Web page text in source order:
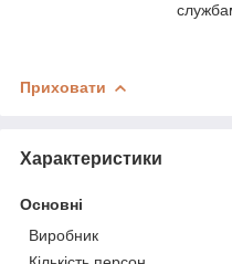
Приховати
Характеристики
Основні
Виробник